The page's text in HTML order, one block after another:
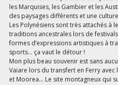
les Marquises, les Gambier et les
des paysages différents et une
Les Polynésiens sont très attachés à
traditions ancestrales lors de
formes d’expressions artistiques à
sports… ça vaut le détour !
Mon plus beau souvenir est sans
Vaiare lors du transfert en Ferry
et Moorea… Le site montagneux qui